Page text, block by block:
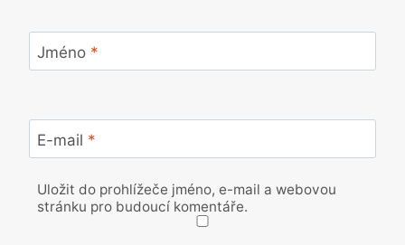
Jméno *
E-mail *
Uložit do prohlížeče jméno, e-mail a webovou
stránku pro budoucí komentáře.